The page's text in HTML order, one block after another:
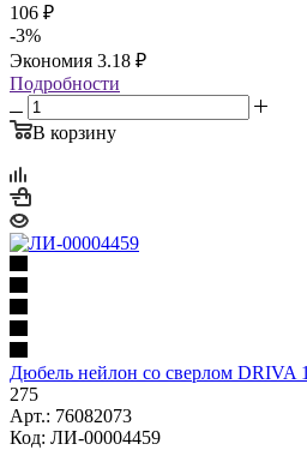
106 ₽
-3%
Экономия 3.18 ₽
Подробности
В корзину
Дюбель нейлон со сверлом
275
Арт.: 76082073
Код: ЛИ-00004459